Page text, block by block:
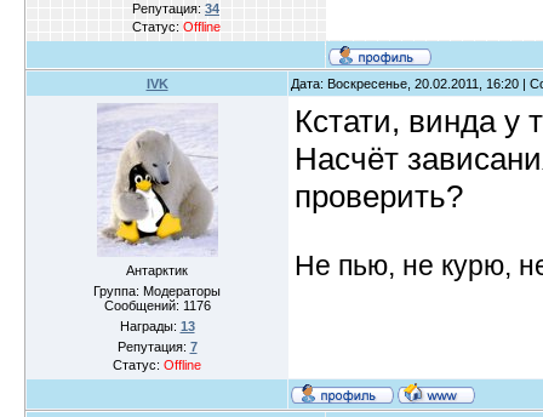
Репутация: 34
Статус: Offline
IVK Дата: Воскресенье, 20.02.2011, 16:20 |
Антарктик
Группа: Модераторы
Сообщений: 1176
Награды: 13
Репутация: 7
Статус: Offline
Кстати, винда у
Насчёт
проверить?
Не пью, не курю,